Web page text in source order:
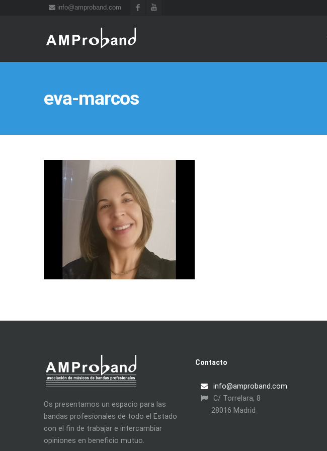
info@amproband.com
eva-marcos
Os presentamos un espacio para las
bandas profesionales de todo el Estado
con el fin de trabajar e intercambiar
opiniones en beneficio mutuo.
Contacto
info@amproband.com
C/ Torrelara, 8
28016 Madrid